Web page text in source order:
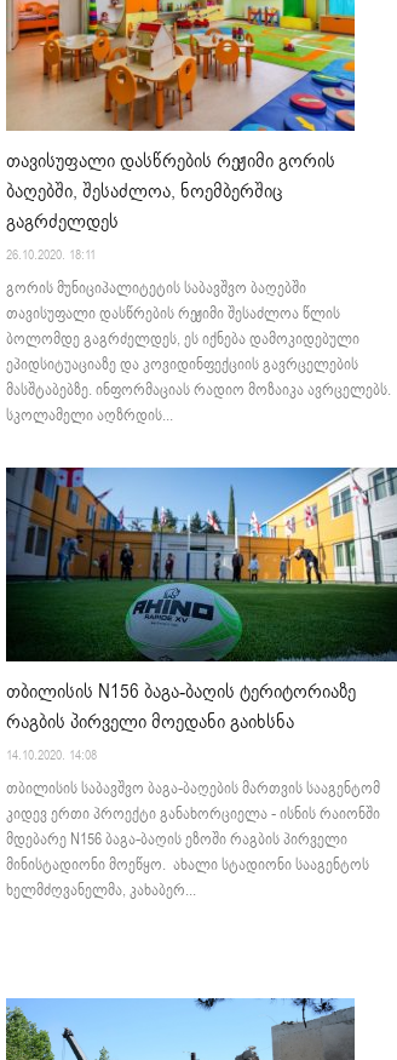
თავისუფალი დასწრების რეჟიმი გორის
ბაღებში, შესაძლოა, ნოემბერშიც
გაგრძელდეს
26.10.2020. 18:11
გორის მუნიციპალიტეტის საბავშვო ბაღებში
თავისუფალი დასწრების რეჟიმი შესაძლოა წლის
ბოლომდე გაგრძელდეს, ეს იქნება დამოკიდებული
ეპიდსიტუაციაზე და კოვიდინფექციის გავრცელების
მასშტაბებზე. ინფორმაციას რადიო მოზაიკა ავრცელებს.
სკოლამელი აღზრდის...
თბილისის N156 ბაგა-ბაღის ტერიტორიაზე
რაგბის პირველი მოედანი გაიხსნა
14.10.2020. 14:08
თბილისის საბავშვო ბაგა-ბაღების მართვის სააგენტომ
კიდევ ერთი პროექტი განახორციელა - ისნის რაიონში
მდებარე N156 ბაგა-ბაღის ეზოში რაგბის პირველი
მინისტადიონი მოეწყო. ახალი სტადიონი სააგენტოს
ხელმძღვანელმა, კახაბერ...